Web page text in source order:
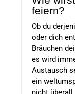
feiern?
Ob du
oder dich
Bräuchen
es wird
Austausch
ein